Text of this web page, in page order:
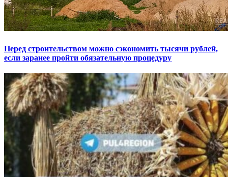
Перед строительством можно сэкономить тысячи рублей,
если заранее пройти обязательную процедуру